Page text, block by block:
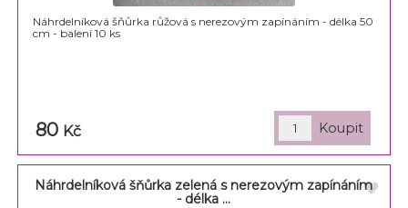
Náhrdelníková šňůrka růžová s nerezovým zapínáním - délka 50
cm - balení 10 ks
80 Kč
Náhrdelníková šňůrka zelená s nerezovým zapínáním
- délka ...